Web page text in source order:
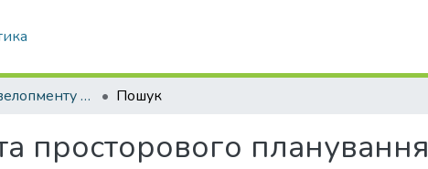
Кафедра девелопменту та просторового планування Пошук
просторового планування